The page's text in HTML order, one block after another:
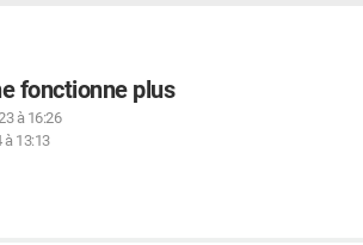
fonctionne plus
à 16:26
à 13:13